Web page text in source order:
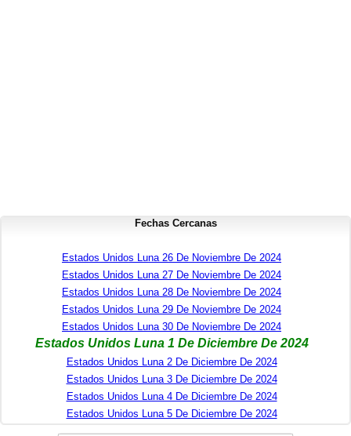
Fechas Cercanas
Estados Unidos Luna 26 De Noviembre De 2024
Estados Unidos Luna 27 De Noviembre De 2024
Estados Unidos Luna 28 De Noviembre De 2024
Estados Unidos Luna 29 De Noviembre De 2024
Estados Unidos Luna 30 De Noviembre De 2024
Estados Unidos Luna 1 De Diciembre De 2024
Estados Unidos Luna 2 De Diciembre De 2024
Estados Unidos Luna 3 De Diciembre De 2024
Estados Unidos Luna 4 De Diciembre De 2024
Estados Unidos Luna 5 De Diciembre De 2024